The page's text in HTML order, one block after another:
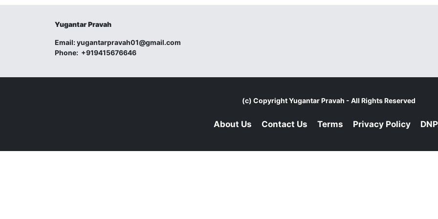
Yugantar Pravah
Email:yugantarpravah01@gmail.com
Phone: +919415676646
(c) CopyrightYugantar Pravah - All Rights Reserved
About Us Contact Us Terms Privacy Policy